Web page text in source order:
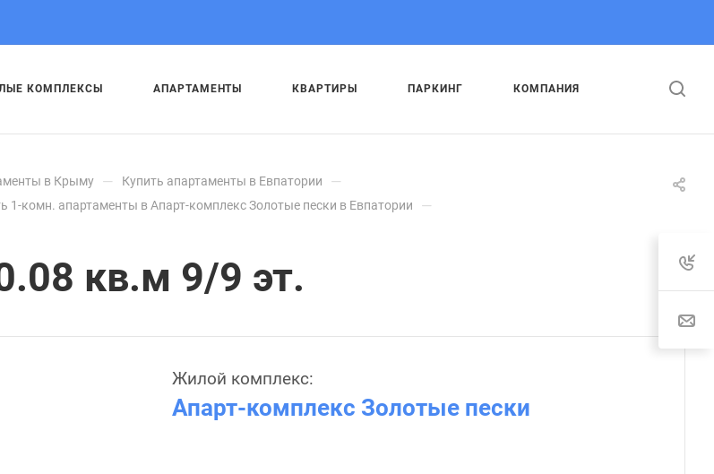
КОМПЛЕКСЫ АПАРТАМЕНТЫ КВАРТИРЫ ПАРКИНГ КОМПАНИЯ
в Крыму — Купить апартаменты в Евпатории —
1-комн. апартаменты в Апарт-комплекс Золотые пески в Евпатории —
кв.м 9/9 эт.
Жилой комплекс:
Апарт-комплекс Золотые пески